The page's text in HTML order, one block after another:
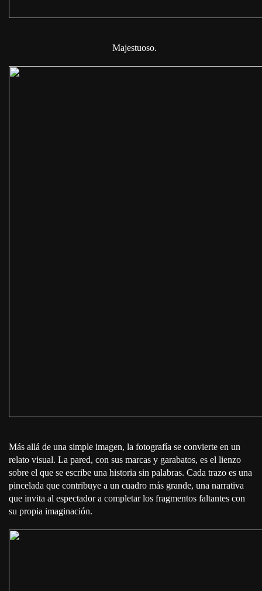
⁣ ⁣⁣ ⁣⁣ ⁣⁣Majestuoso.
Más allá de una simple imagen, la fotografía se convierte en un
relato visual. La pared, con sus marcas y garabatos, es el lienzo
sobre el que se escribe una historia sin palabras. Cada trazo es una
pincelada que contribuye a un cuadro más grande, una narrativa
que invita al espectador a completar los fragmentos faltantes con
su propia imaginación.